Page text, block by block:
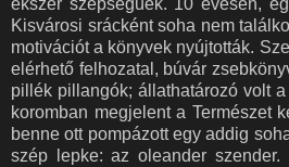
ékszer szépségűek. 10 évesen,
Kisvárosi srácként soha nem
motivációt a könyvek nyújtották.
elérhető felhozatal, búvár
pillék pillangók; állathatározó volt
koromban megjelent a Természet
benne ott pompázott egy addig
szép lepke: az oleander szender.